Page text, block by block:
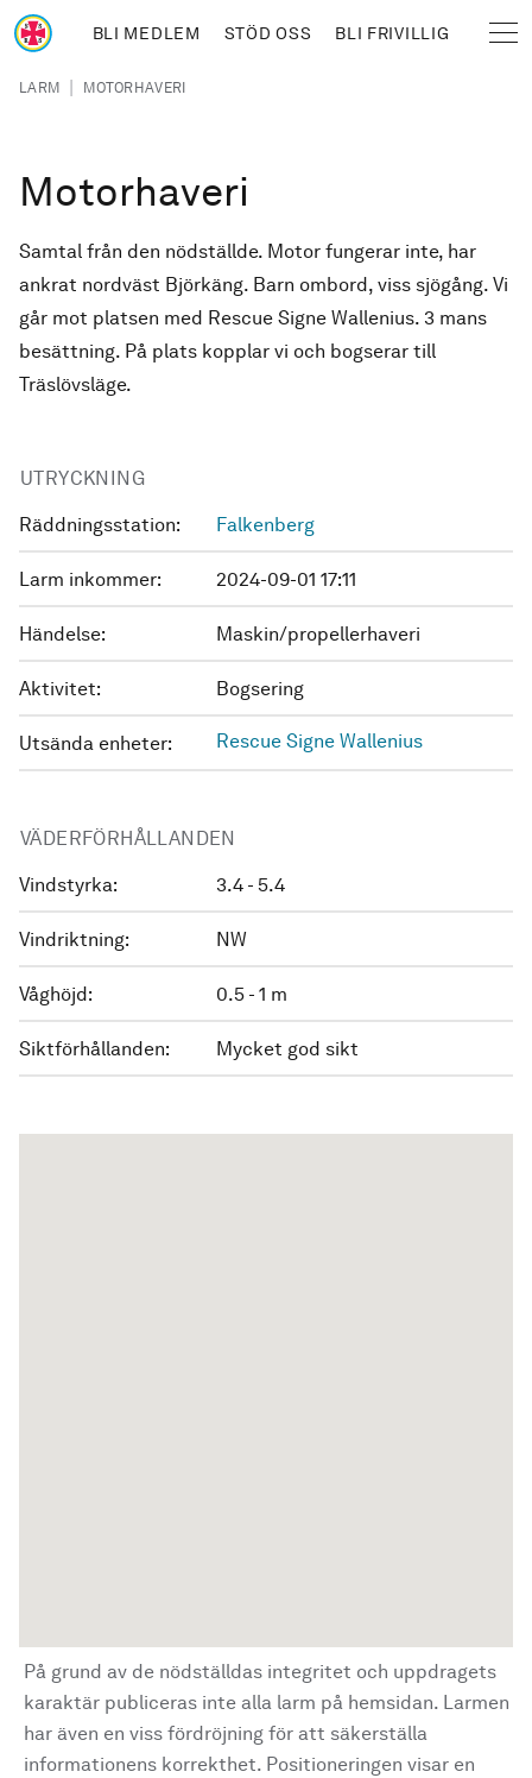
Hoppa till huvudinnehåll
BLI MEDLEM STÖD OSS BLI FRIVILLIG
Länkstig
LARM | MOTORHAVERI
Motorhaveri
Samtal från den nödställde. Motor fungerar inte, har
ankrat nordväst Björkäng. Barn ombord, viss sjögång. Vi
går mot platsen med Rescue Signe Wallenius. 3 mans
besättning. På plats kopplar vi och bogserar till
Träslövsläge.
UTRYCKNING
Räddningsstation: Falkenberg
Larm inkommer: 2024-09-01 17:11
Händelse: Maskin/propellerhaveri
Aktivitet: Bogsering
Utsända enheter: Rescue Signe Wallenius
VÄDERFÖRHÅLLANDEN
Vindstyrka: 3.4 - 5.4
Vindriktning: NW
Våghöjd: 0.5 - 1 m
Siktförhållanden: Mycket god sikt
På grund av de nödställdas integritet och uppdragets
karaktär publiceras inte alla larm på hemsidan. Larmen
har även en viss fördröjning för att säkerställa
informationens korrekthet. Positioneringen visar en